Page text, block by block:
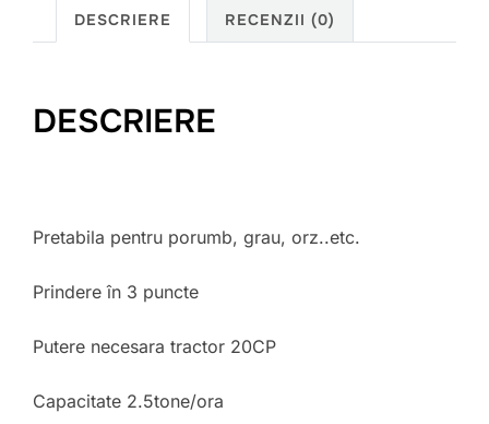
DESCRIERE RECENZII (0)
DESCRIERE
Pretabila pentru porumb, grau, orz..etc.
Prindere în 3 puncte
Putere necesara tractor 20CP
Capacitate 2.5tone/ora